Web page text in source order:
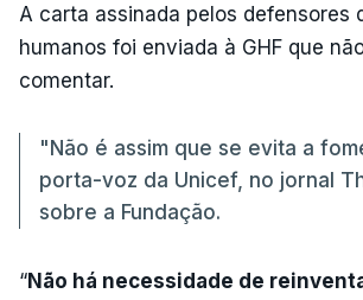
A carta assinada pelos defensores
humanos foi enviada à GHF que
comentar.
"Não é assim que se evita a
porta-voz da Unicef, no jornal
sobre a Fundação.
“Não há necessidade de